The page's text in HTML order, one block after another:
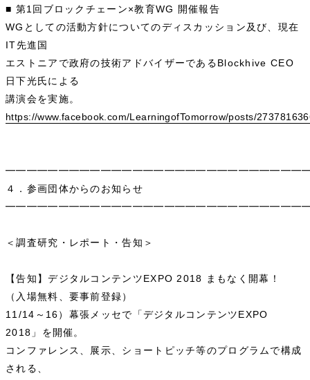
■ 第1回ブロックチェーン×教育WG 開催報告
WGとしての活動方針についてのディスカッション及び、現在
IT先進国
エストニアで政府の技術アドバイザーであるBlockhive CEO
日下光氏による
講演会を実施。
https://www.facebook.com/LearningofTomorrow/posts/
４．参画団体からのお知らせ
＜調査研究・レポート・告知＞
【告知】デジタルコンテンツEXPO 2018 まもなく開幕！
（入場無料、要事前登録）
11/14～16）幕張メッセで「デジタルコンテンツEXPO
2018」を開催。
コンファレンス、展示、ショートピッチ等のプログラムで構成
される、